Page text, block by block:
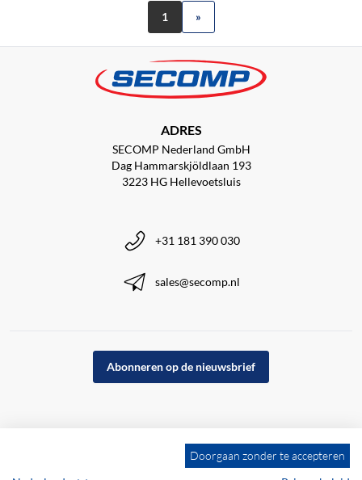
1 »
ADRES
SECOMP Nederland GmbH
Dag Hammarskjöldlaan 193
3223 HG Hellevoetsluis
+31 181 390 030
sales@secomp.nl
Abonneren op de nieuwsbrief
Doorgaan zonder te accepteren